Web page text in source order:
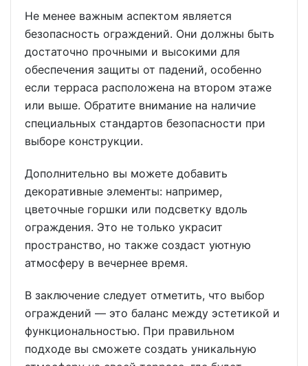
Не менее важным аспектом является
безопасность ограждений. Они должны быть
достаточно прочными и высокими для
обеспечения защиты от падений, особенно
если терраса расположена на втором этаже
или выше. Обратите внимание на наличие
специальных стандартов безопасности при
выборе конструкции.
Дополнительно вы можете добавить
декоративные элементы: например,
цветочные горшки или подсветку вдоль
ограждения. Это не только украсит
пространство, но также создаст уютную
атмосферу в вечернее время.
В заключение следует отметить, что выбор
ограждений — это баланс между эстетикой и
функциональностью. При правильном
подходе вы сможете создать уникальную